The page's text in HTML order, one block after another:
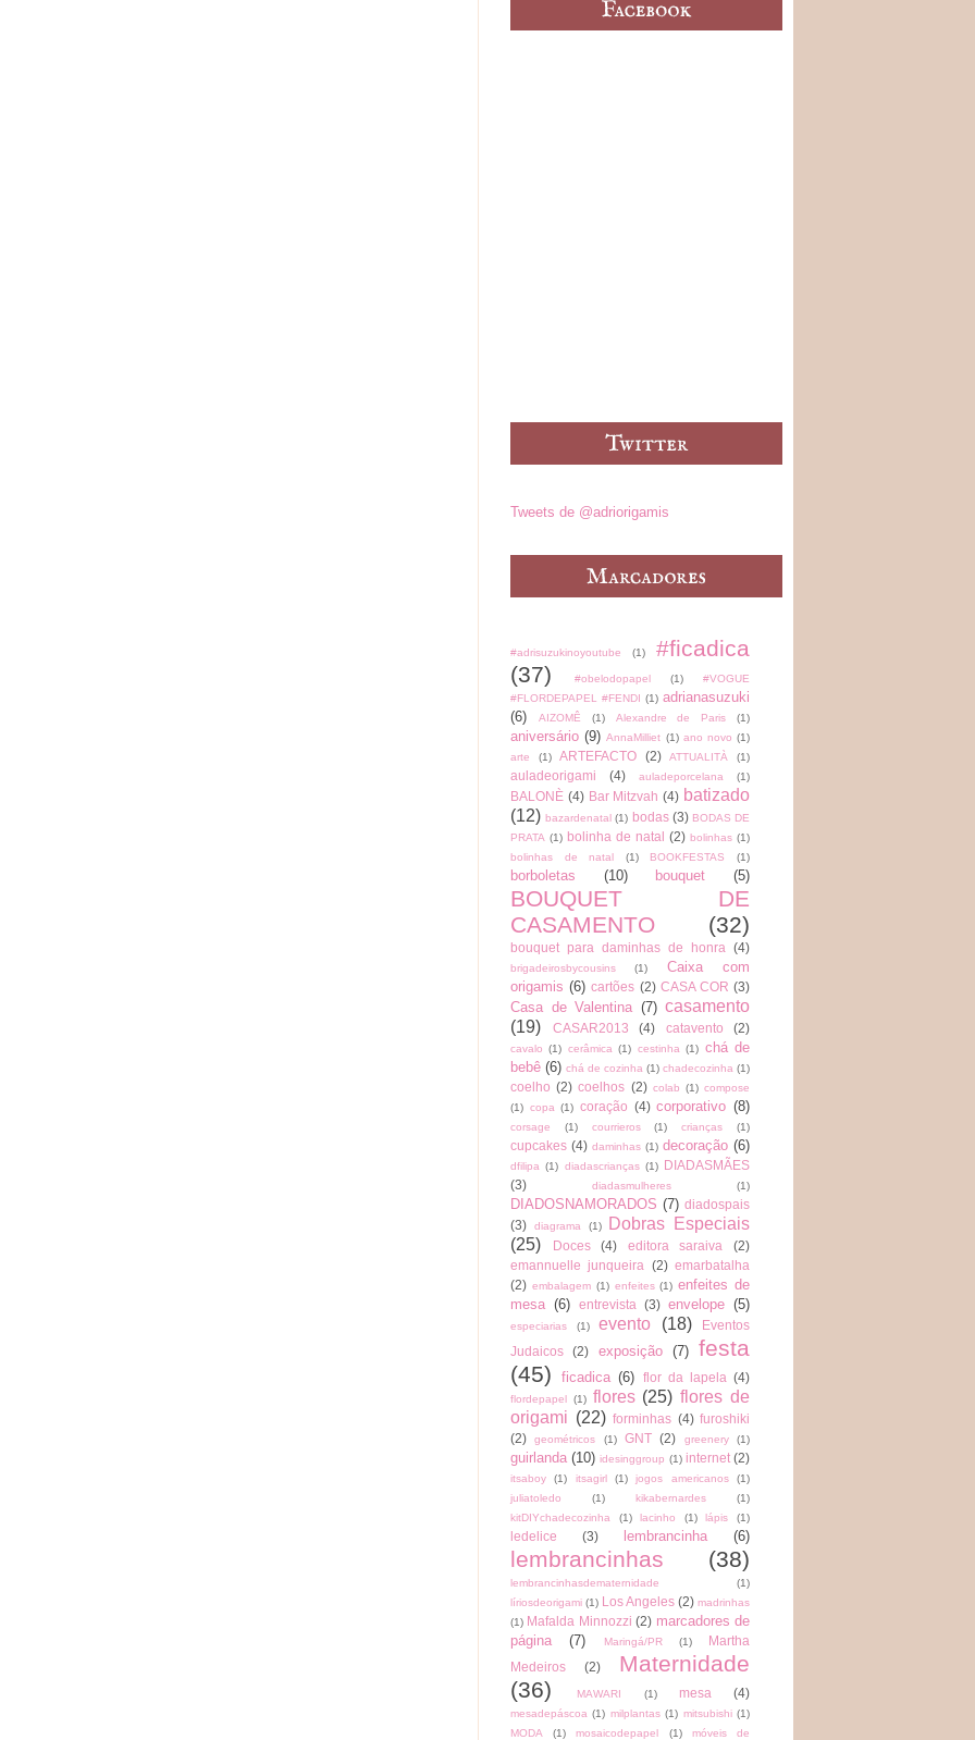
Tweets de @adriorigamis
#adrisuzukinoyoutube (1)
#ficadica
(37)
#obelodopapel (1)
#VOGUE
#FLORDEPAPEL #FENDI (1) adrianasuzuki
(6)
AIZOMÊ (1) Alexandre de Paris (1)
aniversário (9) AnnaMilliet (1) ano novo (1)
arte
(1) ARTEFACTO (2) ATTUALITÀ (1)
auladeorigami (4) auladeporcelana (1)
BALONÈ (4) Bar Mitzvah (4) batizado
(12) bazardenatal (1) bodas (3) BODAS DE
PRATA (1) bolinha de natal (2) bolinhas (1)
bolinhas de natal
(1) BOOKFESTAS (1)
borboletas (10) bouquet (5)
BOUQUET DE
CASAMENTO
(32)
bouquet para daminhas de honra (4)
brigadeirosbycousins (1)
Caixa com
origamis (6) cartões (2) CASA COR (3)
Casa de Valentina (7) casamento
(19)
CASAR2013 (4) catavento (2)
cavalo (1) cerâmica (1) cestinha (1) chá de
bebê (6) chá de cozinha (1) chadecozinha (1)
coelho (2) coelhos (2) colab (1) compose
(1) copa (1) coração (4) corporativo (8)
corsage (1) courrieros (1) crianças (1)
cupcakes (4) daminhas (1) decoração (6)
dfilipa (1) diadascrianças (1) DIADASMÃES
(3)
diadasmulheres (1)
DIADOSNAMORADOS (7) diadospais
(3)
diagrama (1)
Dobras Especiais
(25)
Doces (4) editora saraiva
(2)
emannuelle junqueira
(2) emarbatalha
(2) embalagem (1) enfeites (1) enfeites de
mesa (6) entrevista (3) envelope (5)
especiarias (1) evento (18)
Eventos
Judaicos
(2) exposição (7)
festa
(45)
ficadica (6) flor da lapela (4)
flordepapel (1) flores (25) flores de
origami (22) forminhas (4) furoshiki
(2)
geométricos (1) GNT (2) greenery (1)
guirlanda (10) idesinggroup (1) internet (2)
itsaboy (1) itsagirl (1) jogos americanos
(1)
juliatoledo
(1) kikabernardes
(1)
kitDIYchadecozinha
(1) lacinho (1) lápis (1)
ledelice (3) lembrancinha (6)
lembrancinhas (38)
lembrancinhasdematernidade
(1)
líriosdeorigami (1) Los Angeles (2) madrinhas
(1) Mafalda Minnozzi (2) marcadores de
página
(7) Maringá/PR (1)
Martha
Medeiros
(2)
Maternidade
(36)
MAWARI (1) mesa (4)
mesadepáscoa (1) milplantas (1) mitsubishi (1)
MODA
(1) mosaicodepapel (1) móveis de